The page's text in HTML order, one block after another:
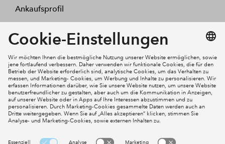
Ankaufsprofil
Kontakt
Mein Konto
Social Media